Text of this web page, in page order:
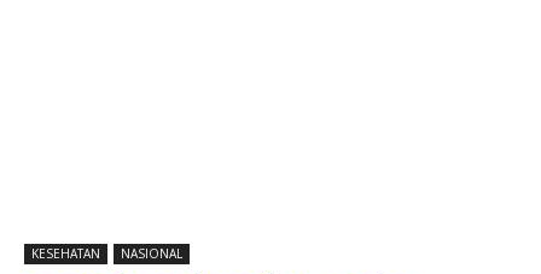
KESEHATAN NASIONAL